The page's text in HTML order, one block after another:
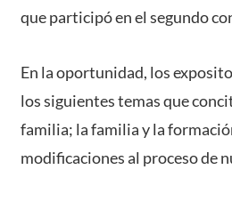
que participó en el segundo
En la oportunidad, los
los siguientes temas que
familia; la familia y la
modificaciones al proceso de